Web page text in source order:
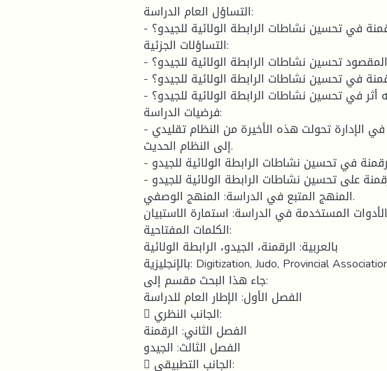
التساؤل العام الدراسة:
- كيف ساهمت الرقمنة في تحسين نشاطات الرابطة الولائية للجيدو؟
التساؤلات الجزئية:
- ما المقصود تحسين نشاطات الرابطة الولائية للجيدو؟
- ما هو أثر الرقمنة في تحسين نشاطات الرابطة الولائية للجيدو؟
- هل تطبيق الرقمنة له أثر في تحسين نشاطات الرابطة الولائية للجيدو؟
فرضيات الدراسة:
- كلما تم استعمال الرقمنة في الإدارة تحولت هذه الأخيرة من النظام تقليدي
إلى النظام الحديث.
- تساهم الرقمنة في تحسين نشاطات الرابطة الولائية للجيدو.
- تأثير الرقمنة على تحسين نشاطات الرابطة الولائية للجيدو.
المنهج المتبع في الدراسة: المنهج الوصفي.
الأدوات المستخدمة في الدراسة: استمارة الاستبيان
الكلمات المفتاحية:
بالعربية: الرقمنة، الجيدو، الرابطة الولائية
بالإنجليزية: Digitization, Judo, Provincial Association
جاء هذا البحث مقسم إلى:
الفصل الأول: الإطار العام للدراسة
 الجانب النظري:
الفصل الثاني: الرقمنة
الفصل الثالث: الجيدو
 الجانب التطبيقي: